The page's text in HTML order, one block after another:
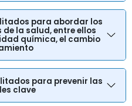
para abordar los
la salud, entre ellos
química, el cambio
para prevenir las
clave